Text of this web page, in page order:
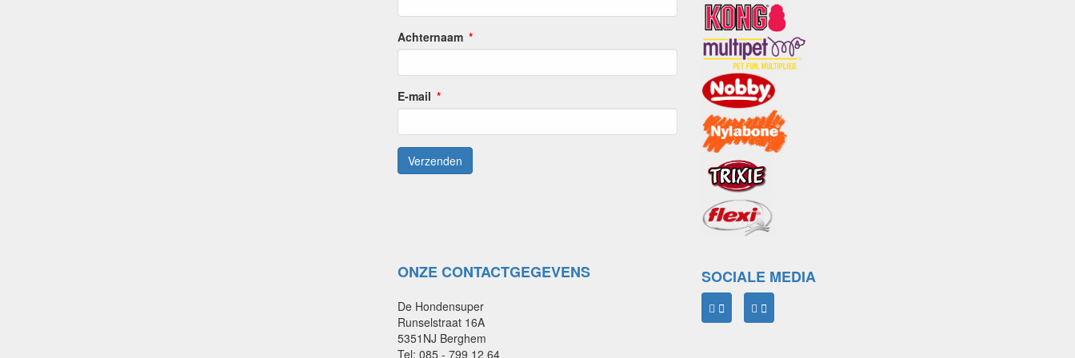
Achternaam
E-mail
ONZE CONTACTGEGEVENS
De Hondensuper
Runselstraat 16A
5351NJ Berghem
Tel: 085 - 799 12 64
SOCIALE MEDIA